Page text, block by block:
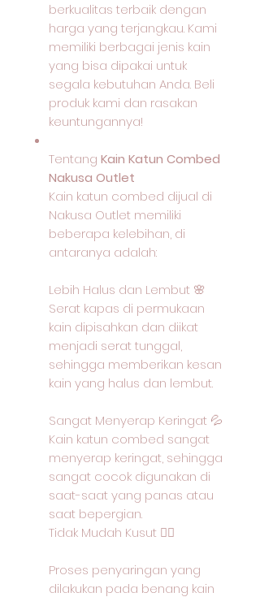
berkualitas terbaik dengan
harga yang terjangkau. Kami
memiliki berbagai jenis kain
yang bisa dipakai untuk
segala kebutuhan Anda. Beli
produk kami dan rasakan
keuntungannya!
Tentang Kain Katun Combed
Nakusa Outlet
Kain katun combed dijual di
Nakusa Outlet memiliki
beberapa kelebihan, di
antaranya adalah:
Lebih Halus dan Lembut 🌸
Serat kapas di permukaan
kain dipisahkan dan diikat
menjadi serat tunggal,
sehingga memberikan kesan
kain yang halus dan lembut.
Sangat Menyerap Keringat 💦
Kain katun combed sangat
menyerap keringat, sehingga
sangat cocok digunakan di
saat-saat yang panas atau
saat bepergian.
Tidak Mudah Kusut 🙅‍♂️
Proses penyaringan yang
dilakukan pada benang kain